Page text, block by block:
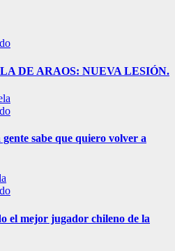
DE ARAOS: NUEVA LESIÓN.
sabe que quiero volver a
el mejor jugador chileno de la